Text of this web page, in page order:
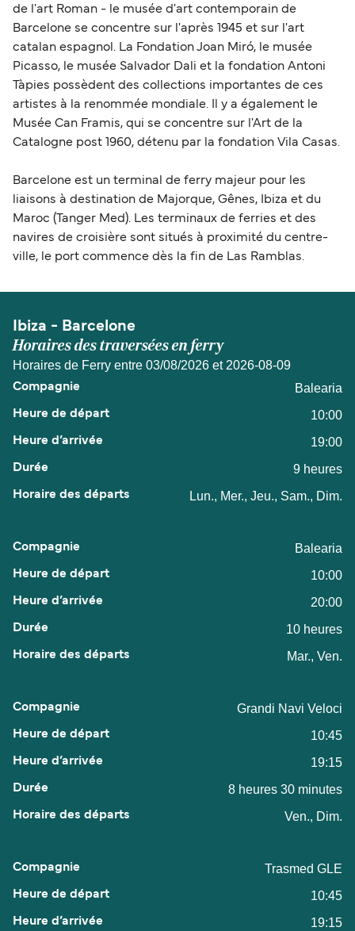
de l'art Roman - le musée d'art contemporain de
Barcelone se concentre sur l'après 1945 et sur l'art
catalan espagnol. La Fondation Joan Miró, le musée
Picasso, le musée Salvador Dali et la fondation Antoni
Tàpies possèdent des collections importantes de ces
artistes à la renommée mondiale. Il y a également le
Musée Can Framis, qui se concentre sur l'Art de la
Catalogne post 1960, détenu par la fondation Vila Casas.
Barcelone est un terminal de ferry majeur pour les
liaisons à destination de Majorque, Gênes, Ibiza et du
Maroc (Tanger Med). Les terminaux de ferries et des
navires de croisière sont situés à proximité du centre-
ville, le port commence dès la fin de Las Ramblas.
Ibiza - Barcelone
Horaires des traversées en ferry
Horaires de Ferry entre 03/08/2026 et 2026-08-09
Balearia
10:00
19:00
9 heures
Lun., Mer., Jeu., Sam., Dim.
Balearia
10:00
20:00
10 heures
Mar., Ven.
Grandi Navi Veloci
10:45
19:15
8 heures 30 minutes
Ven., Dim.
Trasmed GLE
10:45
19:15